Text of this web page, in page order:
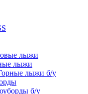
лыжи
лыжи
лыжи б/у
б/у